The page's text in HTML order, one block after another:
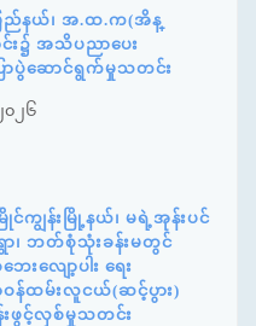
ည်နယ်၊ အ.ထ.က(အိန္
င်း၌ အသိပညာပေး
ောပွဲဆောင်ရွက်မှုသတင်း
၀၂၆
င်ကျွန်းမြို့နယ်၊ မရဲ့အုန်းပင်
ာ၊ ဘတ်စုံသုံးခန်းမတွင်
းလျော့ပါး ရေး
ဝန်ထမ်းလူငယ်(ဆင့်ပွား)
ဖွင့်လှစ်မှုသတင်း